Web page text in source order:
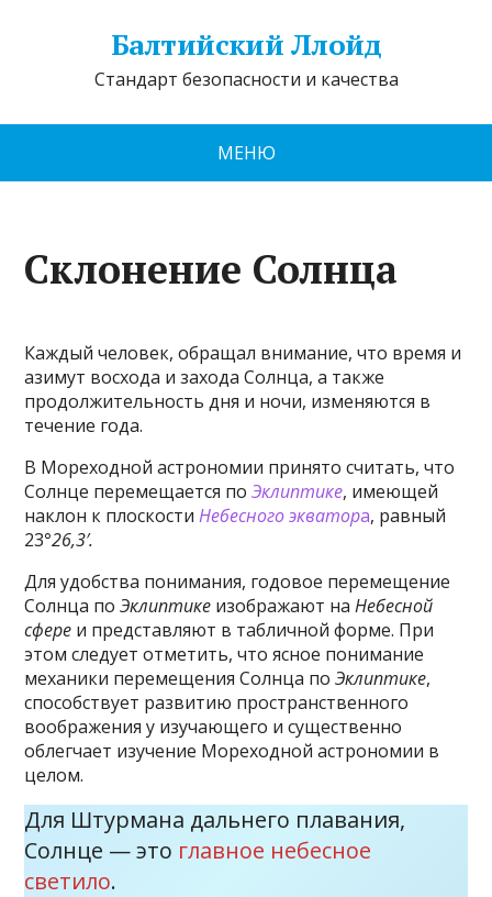
Балтийский Ллойд
Стандарт безопасности и качества
МЕНЮ
Склонение Солнца
Каждый человек, обращал внимание, что время и
азимут восхода и захода Солнца, а также
продолжительность дня и ночи, изменяются в
течение года.
В Мореходной астрономии принято считать, что
Солнце перемещается поЭклиптике, имеющей
наклон к плоскостиНебесного экватора, равный
23°26,3′.
Для удобства понимания, годовое перемещение
Солнца поЭклиптике изображают наНебесной
сфере и представляют в табличной форме. При
этом следует отметить, что ясное понимание
механики перемещения Солнца поЭклиптике,
способствует развитию пространственного
воображения у изучающего и существенно
облегчает изучение Мореходной астрономии в
целом.
Для Штурмана дальнего плавания,
Солнце — это главное небесное
светило.